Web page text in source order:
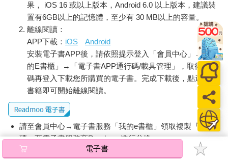
社會「認為」的金錢世界運作方式及其「實際」的運作方式之間
存在著鴻溝，最後往往會讓整個社會付出代價。就像把戰爭的責
任全留給將軍扛實在太過沉重了一樣，金錢與支付的責任全由專
家一肩扛起，同樣也太過沉重。在金錢的世界當中，沒有什麼比
支付對日常生活造成的影響更大，也可以說金錢中的支付是最常
遭到忽略的。我們希望藉由本書彌補這個部分，縮小我們對支付
的依賴與對支付認知之間的鴻溝。
在二〇一八年，一個轉變命運的下午，金融時報記者婕米瑪．凱
莉（Jemima Kelly）用她的iPhone 支付了倫敦一．五英鎊的公車
費用。十五分鐘之後，查票員要查票時，她發現iPhone沒電了。
在被要求出示付款證據的狀況之下，最後她提供了銀行往來紀錄
果， iOS 16 或以上版本，Android 6.0 以上版本，建議裝
置有6GB以上的記憶體，至少有 30 MB以上的容量。
離線閱讀：
APP下載： iOS
Android
安裝電子書APP後，請依照提示登入「會員中心」→「我
的E書櫃」→「電子書APP通行碼/載具管理」，取得通行
碼再登入下載您所購買的電子書。完成下載後，點選任一
書籍即可開始離線閱讀。
請至會員中心→電子書服務「我的e書櫃」領取複製『兌換
碼』至電子書服務商Readmoo進行兌換。
退換貨須知：
電子書